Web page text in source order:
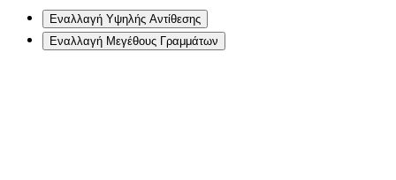
Εναλλαγή Υψηλής Αντίθεσης
Εναλλαγή Μεγέθους Γραμμάτων